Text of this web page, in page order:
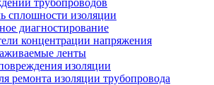
трубопроводов
сплошности изоляции
диагностирование
концентрации напряжения
ленты
изоляции
ремонта изоляции трубопровода